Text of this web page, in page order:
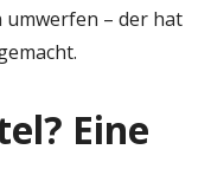
umwerfen – der hat
Eine